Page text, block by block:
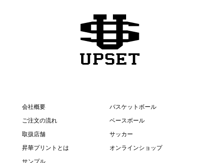
会社概要
ご注文の流れ
取扱店舗
昇華プリントとは
サンプル
バスケットボール
ベースボール
サッカー
オンラインショップ